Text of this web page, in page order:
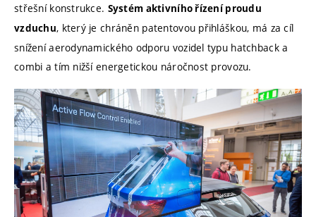
střešní konstrukce. Systém aktivního řízení proudu
vzduchu, který je chráněn patentovou přihláškou, má za cíl
snížení aerodynamického odporu vozidel typu hatchback a
combi a tím nižší energetickou náročnost provozu.